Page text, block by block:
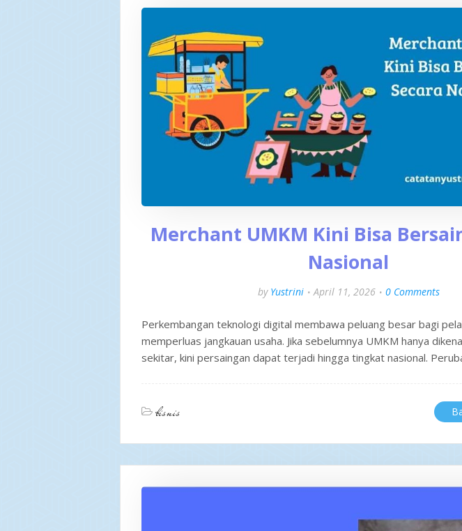
Merchant UMKM Kini Bisa
Nasional
by Yustrini April 11, 2026 0 Comments
Perkembangan teknologi digital membawa peluang besar bagi
memperluas jangkauan usaha. Jika sebelumnya UMKM hanya
sekitar, kini persaingan dapat terjadi hingga tingkat nasional.
bisnis